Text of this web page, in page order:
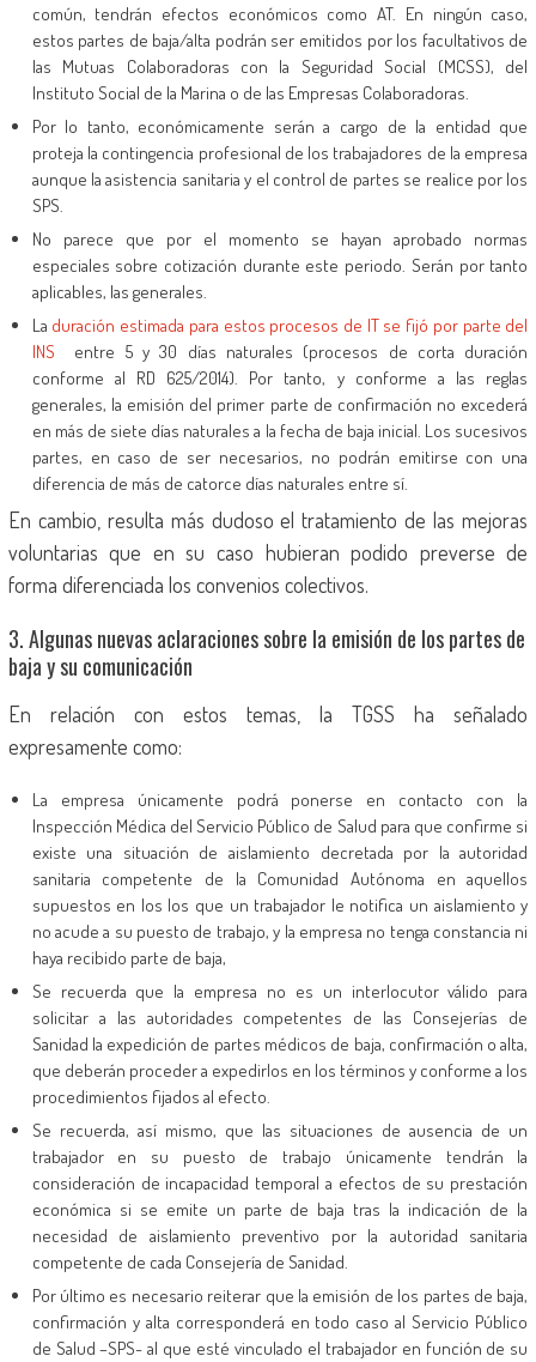
común, tendrán efectos económicos como AT. En ningún caso,
estos partes de baja/alta podrán ser emitidos por los facultativos de
las Mutuas Colaboradoras con la Seguridad Social (MCSS), del
Instituto Social de la Marina o de las Empresas Colaboradoras.
Por lo tanto, económicamente serán a cargo de la entidad que
proteja la contingencia profesional de los trabajadores de la empresa
aunque la asistencia sanitaria y el control de partes se realice por los
SPS.
No parece que por el momento se hayan aprobado normas
especiales sobre cotización durante este periodo. Serán por tanto
aplicables, las generales.
La duración estimada para estos procesos de IT se fijó por parte del
INS
entre 5 y 30 días naturales (procesos de corta duración
conforme al RD 625/2014). Por tanto, y conforme a las reglas
generales, la emisión del primer parte de confirmación no excederá
en más de siete días naturales a la fecha de baja inicial. Los sucesivos
partes, en caso de ser necesarios, no podrán emitirse con una
diferencia de más de catorce días naturales entre sí.
En cambio, resulta más dudoso el tratamiento de las mejoras
voluntarias que en su caso hubieran podido preverse de
forma diferenciada los convenios colectivos.
3. Algunas nuevas aclaraciones sobre la emisión de los partes de
baja y su comunicación
En relación con estos temas, la TGSS ha señalado
expresamente como:
La empresa únicamente podrá ponerse en contacto con la
Inspección Médica del Servicio Público de Salud para que confirme si
existe una situación de aislamiento decretada por la autoridad
sanitaria competente de la Comunidad Autónoma en aquellos
supuestos en los los que un trabajador le notifica un aislamiento y
no acude a su puesto de trabajo, y la empresa no tenga constancia ni
haya recibido parte de baja,
Se recuerda que la empresa no es un interlocutor válido para
solicitar a las autoridades competentes de las Consejerías de
Sanidad la expedición de partes médicos de baja, confirmación o alta,
que deberán proceder a expedirlos en los términos y conforme a los
procedimientos fijados al efecto.
Se recuerda, así mismo, que las situaciones de ausencia de un
trabajador en su puesto de trabajo únicamente tendrán la
consideración de incapacidad temporal a efectos de su prestación
económica si se emite un parte de baja tras la indicación de la
necesidad de aislamiento preventivo por la autoridad sanitaria
competente de cada Consejería de Sanidad.
Por último es necesario reiterar que la emisión de los partes de baja,
confirmación y alta corresponderá en todo caso al Servicio Público
de Salud –SPS- al que esté vinculado el trabajador en función de su